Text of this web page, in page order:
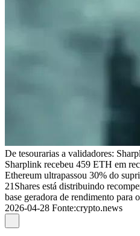
De tesourarias a validadores:
Sharplink recebeu 459 ETH em
Ethereum ultrapassou 30% do
21Shares está distribuindo
base geradora de rendimento para
2026-04-28 Fonte:crypto.news